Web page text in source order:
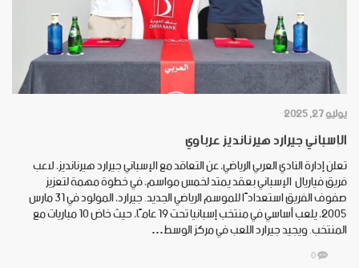
يوليو 27, 2025
الإسباني جيرارد هيرنانديز عرباوي
تعلن إدارة النادي العربي الرياضي، عن التعاقد مع الإسباني جيرارد هيرنانديز، لاعب
فريق فياريال الإسباني بعقد يمتد لخمس مواسم، في خطوة مهمة لتعزيز
صفوف الفريق استعدادًا للموسم الرياضي الجديد. جيرارد، المولود في 31 مارس
2005، يلعب أساسي في منتخب إسبانيا تحت 19 عامًا، حيث خاض 10 مباريات مع
المنتخب. ويجيد جيرارد اللعب في مركز الوسط…
0